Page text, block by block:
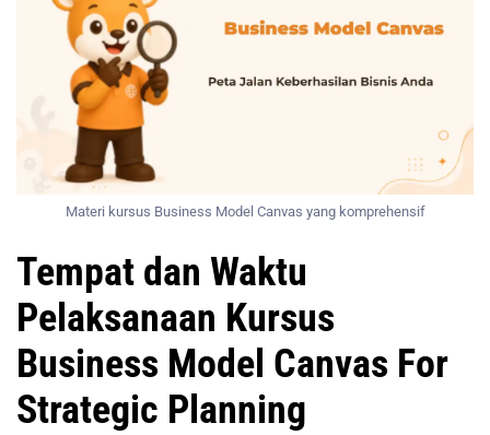
Materi kursus Business Model Canvas yang komprehensif
Tempat dan Waktu
Pelaksanaan Kursus
Business Model Canvas For
Strategic Planning